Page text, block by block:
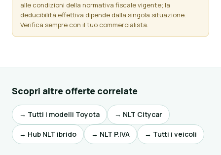
alle condizioni della normativa fiscale vigente; la
deducibilità effettiva dipende dalla singola situazione.
Verifica sempre con il tuo commercialista.
Scopri altre offerte correlate
→ Tutti i modelli Toyota → NLT Citycar
→ Hub NLT ibrido → NLT P.IVA → Tutti i veicoli